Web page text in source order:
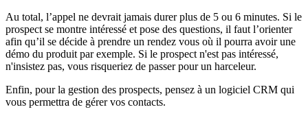
Au total, l’appel ne devrait jamais durer plus de 5 ou 6 minutes. Si le
prospect se montre intéressé et pose des questions, il faut l’orienter
afin qu’il se décide à prendre un rendez vous où il pourra avoir une
démo du produit par exemple. Si le prospect n'est pas intéressé,
n'insistez pas, vous risqueriez de passer pour un harceleur.
Enfin, pour la gestion des prospects, pensez à un logiciel CRM qui
vous permettra de gérer vos contacts.